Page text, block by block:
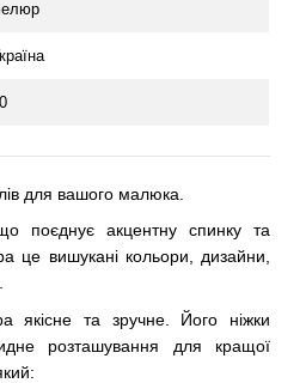
для вашого малюка.
поєднує акцентну спинку та
це вишукані кольори, дизайни,
якісне та зручне. Його ніжки
розташування для кращої